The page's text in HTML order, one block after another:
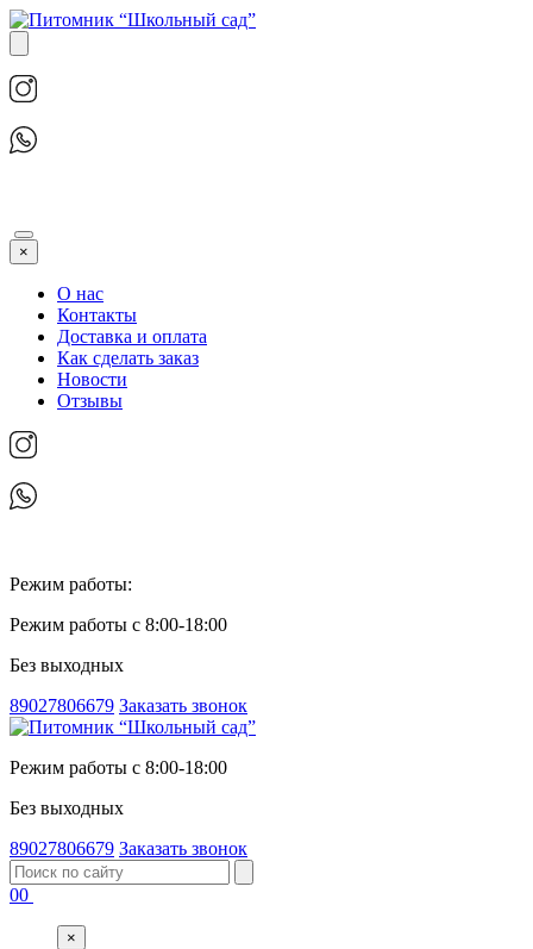
×
О нас
Контакты
Доставка и оплата
Как сделать заказ
Новости
Отзывы
Режим работы:
Режим работы с 8:00-18:00
Без выходных
89027806679 Заказать звонок
Режим работы с 8:00-18:00
Без выходных
89027806679 Заказать звонок
00
×